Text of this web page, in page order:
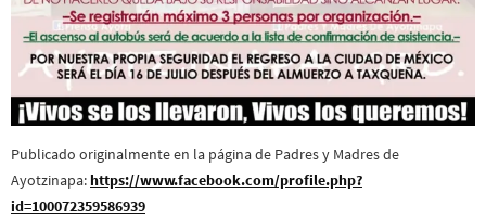
Publicado originalmente en la página de Padres y Madres de
Ayotzinapa: https://www.facebook.com/profile.php?
id=100072359586939